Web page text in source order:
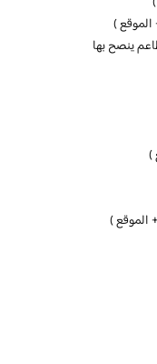
الموقع )
)
الموقع )